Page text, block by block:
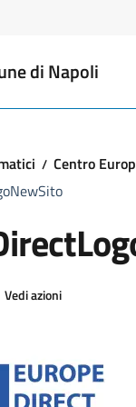
di Napoli
Centro
Vedi azioni